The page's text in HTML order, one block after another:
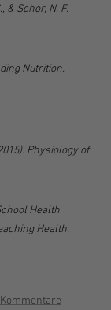
& Schor, N. F.
Nutrition.
Physiology of
Health
Health.